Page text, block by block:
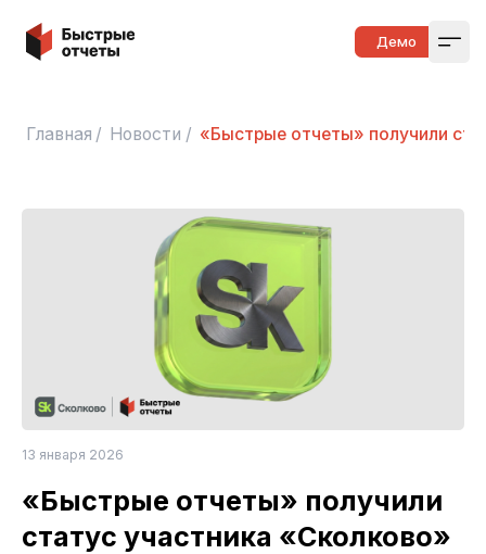
Быстрые отчеты Демо
Главная / Новости / «Быстрые отчеты» получили
13 января 2026
«Быстрые отчеты» получили
статус участника «Сколково»